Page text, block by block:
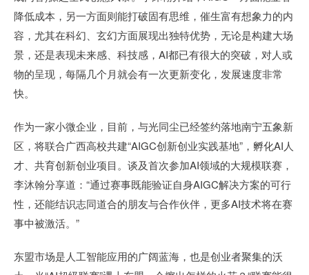
降低成本，另一方面则能打破固有思维，催生富有想象力的内
容，尤其在科幻、玄幻方面展现出独特优势，无论是构建大场
景，还是表现未来感、科技感，AI都已有很大的突破，对人或
物的呈现，每隔几个月就会有一次更新变化，发展速度非常
快。
作为一家小微企业，目前，与光同尘已经签约落地南宁五象新
区，将联合广西高校共建“AIGC创新创业实践基地”，孵化AI人
才、共育创新创业项目。谈及首次参加AI领域的大规模联赛，
李沐翰分享道：“通过赛事既能验证自身AIGC解决方案的可行
性，还能结识志同道合的朋友与合作伙伴，更多AI技术将在赛
事中被激活。”
东盟市场是人工智能应用的广阔蓝海，也是创业者聚集的沃